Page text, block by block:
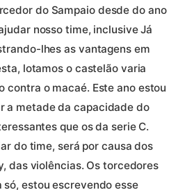
do Sampaio desde do ano
nosso time, inclusive Já
lhes as vantagens em
lotamos o castelão varia
o macaé. Este ano estou
a metade da capacidade do
que os da serie C.
do time, será por causa dos
das violências. Os torcedores
estou escrevendo esse